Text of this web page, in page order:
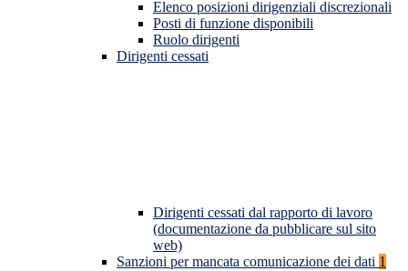
Elenco posizioni dirigenziali discrezionali
Posti di funzione disponibili
Ruolo dirigenti
Dirigenti cessati
Dirigenti cessati dal rapporto di lavoro
(documentazione da pubblicare sul sito
web)
Sanzioni per mancata comunicazione dei dati 1